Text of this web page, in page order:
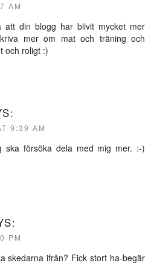
AM
att din blogg har blivit mycket mer
mer om mat och träning och
och roligt :)
9:39 AM
ska försöka dela med mig mer. :-)
PM
skedarna ifrån? Fick stort ha-begär